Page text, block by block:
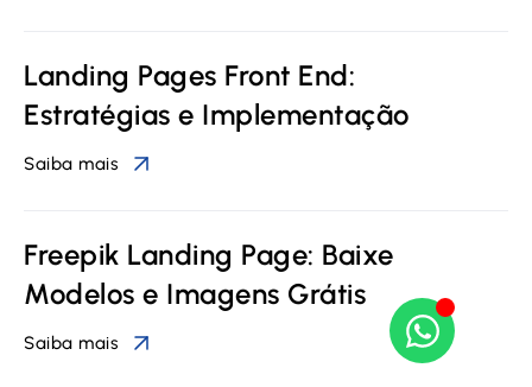
Landing Pages Front End:
Estratégias e Implementação
Saiba mais
Freepik Landing Page: Baixe
Modelos e Imagens Grátis
Saiba mais